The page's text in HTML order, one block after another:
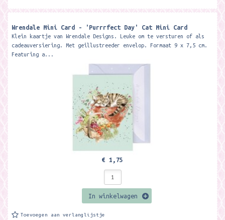
Wrendale Mini Card - 'Purrrfect Day' Cat Mini Card ​
Klein kaartje van Wrendale Designs. Leuke om te versturen of als
cadeauversiering. Met geillustreeder envelop. Formaat 9 x 7,5 cm.
Featuring a...
€ 1,75
In winkelwagen
Toevoegen aan verlanglijstje